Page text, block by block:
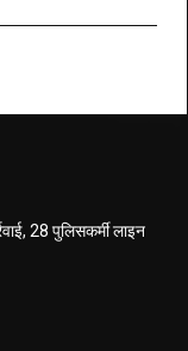
28 पुलिसकर्मी लाइन